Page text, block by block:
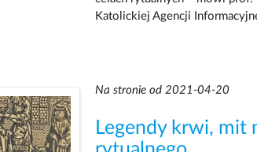
Katolickiej Agencji
Na stronie od 2021-04-20
Legendy krwi, mit